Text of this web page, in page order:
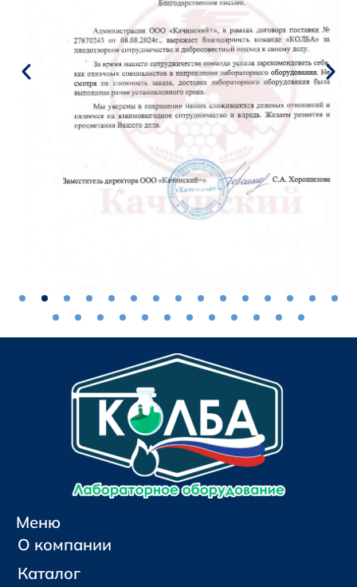
Меню
О компании
Каталог